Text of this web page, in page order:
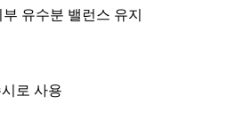
유수분 밸런스 유지
로 사용